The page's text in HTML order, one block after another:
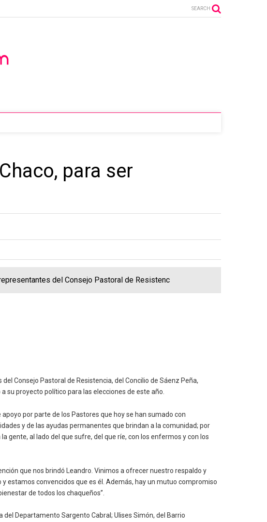
SEARCH
para ser
del Consejo Pastoral de Resistenc
Consejo Pastoral de Resistencia, del Concilio de Sáenz Peña,
su proyecto político para las elecciones de este año.
por parte de los Pastores que hoy se han sumado con
y de las ayudas permanentes que brindan a la comunidad; por
gente, al lado del que sufre, del que ríe, con los enfermos y con los
que nos brindó Leandro. Vinimos a ofrecer nuestro respaldo y
estamos convencidos que es él. Además, hay un mutuo compromiso
de todos los chaqueños”.
Departamento Sargento Cabral; Ulises Simón, del Barrio